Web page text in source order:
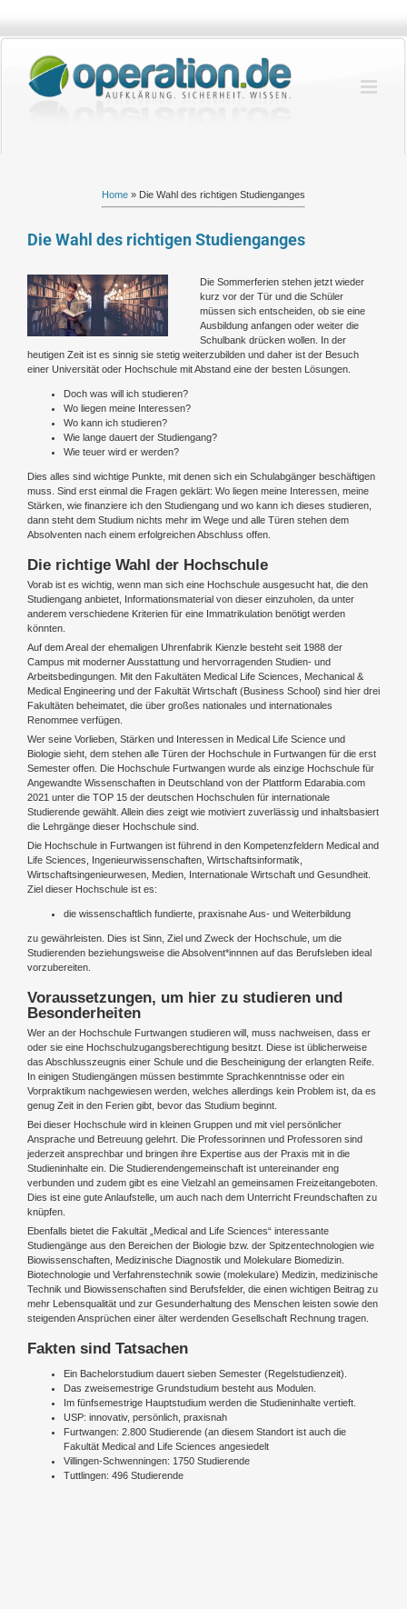
springen
Home » Die Wahl des richtigen Studienganges
Die Wahl des richtigen Studienganges
Zeige
grösseres
Bild
Die Sommerferien stehen jetzt wieder
kurz vor der Tür und die Schüler
müssen sich entscheiden, ob sie eine
Ausbildung anfangen oder weiter die
Schulbank drücken wollen. In der
heutigen Zeit ist es sinnig sie stetig weiterzubilden und daher ist der Besuch
einer Universität oder Hochschule mit Abstand eine der besten Lösungen.
Doch was will ich studieren?
Wo liegen meine Interessen?
Wo kann ich studieren?
Wie lange dauert der Studiengang?
Wie teuer wird er werden?
Dies alles sind wichtige Punkte, mit denen sich ein Schulabgänger beschäftigen
muss. Sind erst einmal die Fragen geklärt: Wo liegen meine Interessen, meine
Stärken, wie finanziere ich den Studiengang und wo kann ich dieses studieren,
dann steht dem Studium nichts mehr im Wege und alle Türen stehen dem
Absolventen nach einem erfolgreichen Abschluss offen.
Die richtige Wahl der Hochschule
Vorab ist es wichtig, wenn man sich eine Hochschule ausgesucht hat, die den
Studiengang anbietet, Informationsmaterial von dieser einzuholen, da unter
anderem verschiedene Kriterien für eine Immatrikulation benötigt werden
könnten.
Auf dem Areal der ehemaligen Uhrenfabrik Kienzle besteht seit 1988 der
Campus mit moderner Ausstattung und hervorragenden Studien- und
Arbeitsbedingungen. Mit den Fakultäten Medical Life Sciences, Mechanical &
Medical Engineering und der Fakultät Wirtschaft (Business School) sind hier drei
Fakultäten beheimatet, die über großes nationales und internationales
Renommee verfügen.
Wer seine Vorlieben, Stärken und Interessen in Medical Life Science und
Biologie sieht, dem stehen alle Türen der Hochschule in Furtwangen für die erst
Semester offen. Die Hochschule Furtwangen wurde als einzige Hochschule für
Angewandte Wissenschaften in Deutschland von der Plattform Edarabia.com
2021 unter die TOP 15 der deutschen Hochschulen für internationale
Studierende gewählt. Allein dies zeigt wie motiviert zuverlässig und inhaltsbasiert
die Lehrgänge dieser Hochschule sind.
Die Hochschule in Furtwangen ist führend in den Kompetenzfeldern Medical and
Life Sciences, Ingenieurwissenschaften, Wirtschaftsinformatik,
Wirtschaftsingenieurwesen, Medien, Internationale Wirtschaft und Gesundheit.
Ziel dieser Hochschule ist es:
die wissenschaftlich fundierte, praxisnahe Aus- und Weiterbildung
zu gewährleisten. Dies ist Sinn, Ziel und Zweck der Hochschule, um die
Studierenden beziehungsweise die Absolvent*innnen auf das Berufsleben ideal
vorzubereiten.
Voraussetzungen, um hier zu studieren und
Besonderheiten
Wer an der Hochschule Furtwangen studieren will, muss nachweisen, dass er
oder sie eine Hochschulzugangsberechtigung besitzt. Diese ist üblicherweise
das Abschlusszeugnis einer Schule und die Bescheinigung der erlangten Reife.
In einigen Studiengängen müssen bestimmte Sprachkenntnisse oder ein
Vorpraktikum nachgewiesen werden, welches allerdings kein Problem ist, da es
genug Zeit in den Ferien gibt, bevor das Studium beginnt.
Bei dieser Hochschule wird in kleinen Gruppen und mit viel persönlicher
Ansprache und Betreuung gelehrt. Die Professorinnen und Professoren sind
jederzeit ansprechbar und bringen ihre Expertise aus der Praxis mit in die
Studieninhalte ein. Die Studierendengemeinschaft ist untereinander eng
verbunden und zudem gibt es eine Vielzahl an gemeinsamen Freizeitangeboten.
Dies ist eine gute Anlaufstelle, um auch nach dem Unterricht Freundschaften zu
knüpfen.
Ebenfalls bietet die Fakultät „Medical and Life Sciences“ interessante
Studiengänge aus den Bereichen der Biologie bzw. der Spitzentechnologien wie
Biowissenschaften, Medizinische Diagnostik und Molekulare Biomedizin.
Biotechnologie und Verfahrenstechnik sowie (molekulare) Medizin, medizinische
Technik und Biowissenschaften sind Berufsfelder, die einen wichtigen Beitrag zu
mehr Lebensqualität und zur Gesunderhaltung des Menschen leisten sowie den
steigenden Ansprüchen einer älter werdenden Gesellschaft Rechnung tragen.
Fakten sind Tatsachen
Ein Bachelorstudium dauert sieben Semester (Regelstudienzeit).
Das zweisemestrige Grundstudium besteht aus Modulen.
Im fünfsemestrige Hauptstudium werden die Studieninhalte vertieft.
USP: innovativ, persönlich, praxisnah
Furtwangen: 2.800 Studierende (an diesem Standort ist auch die
Fakultät Medical and Life Sciences angesiedelt
Villingen-Schwenningen: 1750 Studierende
Tuttlingen: 496 Studierende